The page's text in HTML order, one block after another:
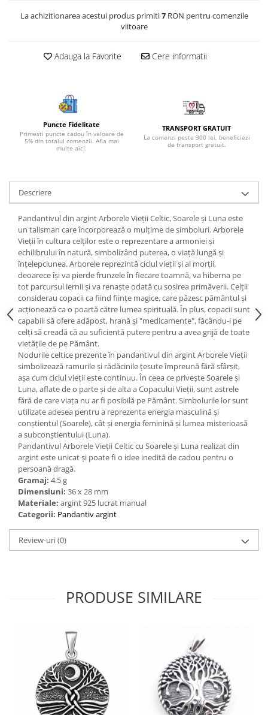
Bijuterii onix
Bijuterii piatra soarelui
Bijuterii rodocrozit
Bijuterii rubin
Bijuterii smarald
Bijuterii sodalit
Bijuterii spinel
Bijuterii tanzanit
Bijuterii topaz
Bijuterii turcoaz
Bijuterii turmaline
Bijuterii morganit
La achizitionarea acestui produs primiti7RON pentru comenzile
viitoare
Adauga la Favorite Cere informatii
Puncte Fidelitate
Primesti puncte cadou în valoare de
5% din totalul comenzii. Afla mai
multe aici.
TRANSPORT GRATUIT
La comenzi peste 300 lei, beneficiezi
de transport gratuit.
Descriere
Pandantivul din argint Arborele Vieții Celtic, Soarele și Luna este
un talisman care încorporează o mulțime de simboluri. Arborele
Vieții în cultura celților este o reprezentare a armoniei și
echilibrului în natură, simbolizând puterea, o viață lungă și
înțelepciunea. Arborele reprezintă ciclul vieții și al morții,
deoarece își va pierde frunzele în fiecare toamnă, va hiberna pe
tot parcursul iernii și va renaște odată cu sosirea primăverii. Celții
considerau copacii ca fiind ființe magice, care păzesc pământul și
acționează ca o poartă către lumea spirituală. În plus, copacii sunt
capabili să ofere adăpost, hrană și "medicamente", făcându-i pe
celți să creadă că au suficientă putere pentru a avea grijă de toate
vietățile de pe Pământ.
Nodurile celtice prezente în pandantivul din argint Arborele Vieții
simbolizează ramurile și rădăcinile țesute împreună fără sfârșit,
așa cum ciclul vieții este continuu. În ceea ce privește Soarele și
Luna, aflate de o parte și de alta a Copacului Vieții, sunt astrele
fără de care viața nu ar fi posibilă pe Pământ. Simbolurile lor sunt
utilizate adesea pentru a reprezenta energia masculină și
conștientul (Soarele), cât și energia feminină și lumea misterioasă
a subconștientului (Luna).
Pandantivul Arborele Vieții Celtic cu Soarele și Luna realizat din
argint este unicat și poate fi o idee inedită de cadou pentru o
persoană dragă.
Gramaj: 4.5 g
Dimensiuni: 36 x 28 mm
Materiale: argint 925 lucrat manual
Categorii: Pandantiv argint
Review-uri(0)
PRODUSE SIMILARE